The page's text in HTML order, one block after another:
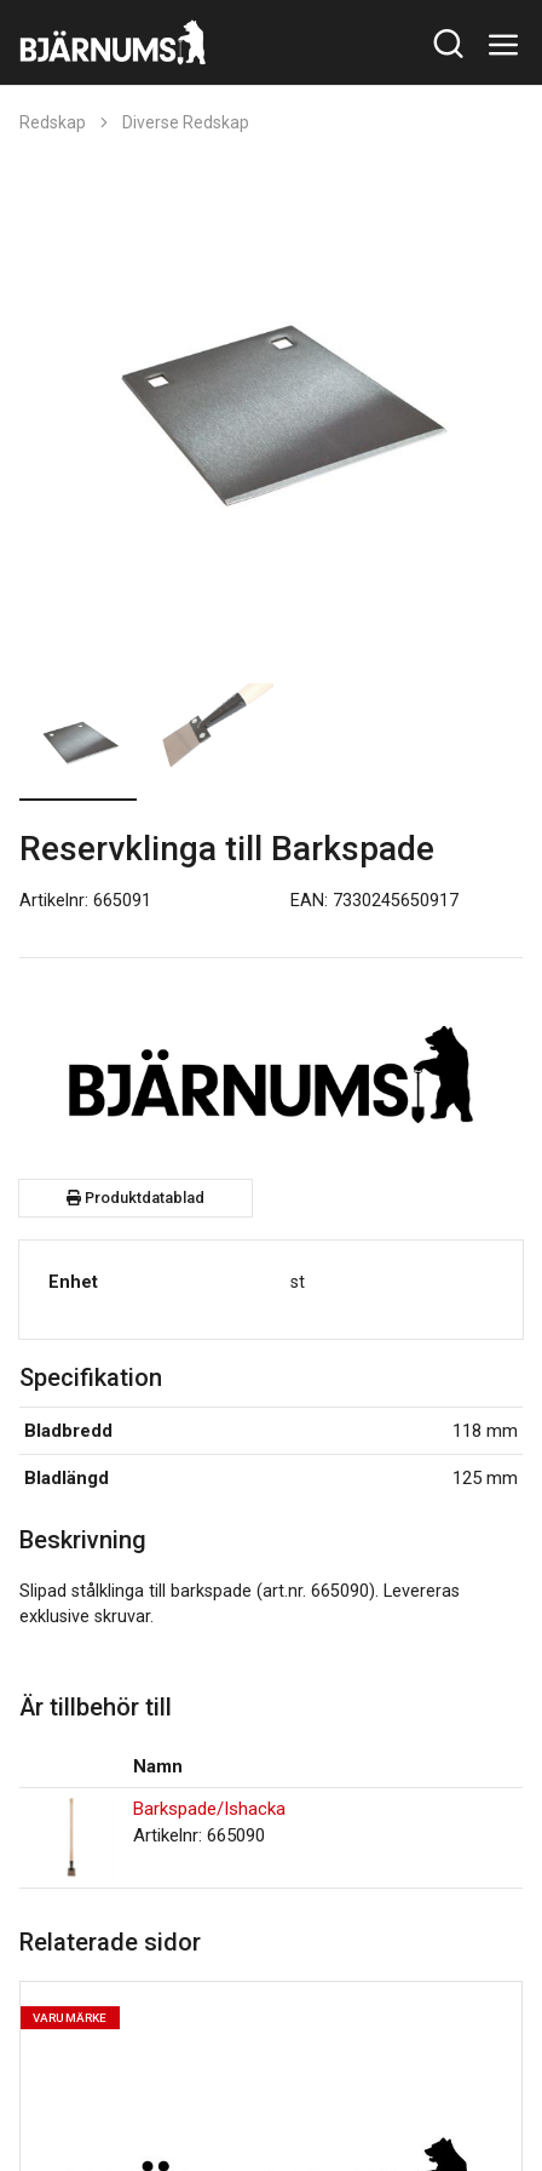
Redskap Diverse Redskap
Reservklinga till Barkspade
Artikelnr: 665091 EAN: 7330245650917
Produktdatablad
Enhet st
Specifikation
Bladbredd 118 mm
Bladlängd 125 mm
Beskrivning
Slipad stålklinga till barkspade (art.nr. 665090). Levereras
exklusive skruvar.
Är tillbehör till
Namn
Barkspade/Ishacka
Artikelnr: 665090
Relaterade sidor
VARUMÄRKE